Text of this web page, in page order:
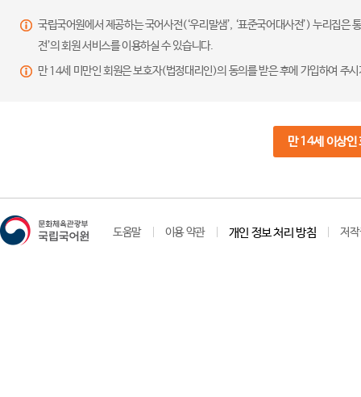
국립국어원에서 제공하는 국어사전(‘우리말샘’, ‘표준국어대사전’) 누리집
전’의 회원 서비스를 이용하실 수 있습니다.
만 14세 미만인 회원은 보호자(법정대리인)의 동의를 받은 후에 가입하여 주
만 14세 이상인
도움말 이용 약관 개인 정보 처리 방침 저